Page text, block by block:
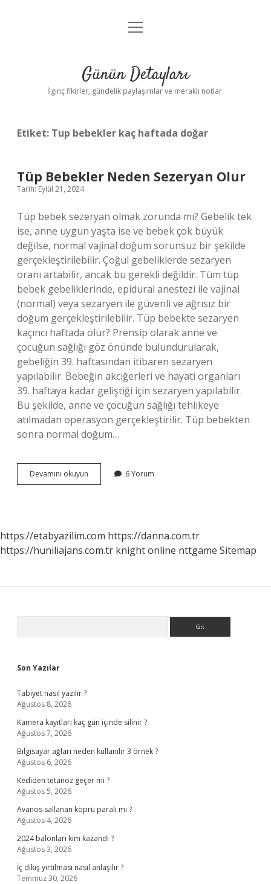
Gizlilik Politikası
Yasal Uyarı
menüyü
Günün Detayları
İlginç fikirler, gündelik paylaşımlar ve meraklı notlar.
Etiket: Tup bebekler kaç haftada doğar
Tüp Bebekler Neden Sezeryan Olur
Tarih: Eylül 21, 2024
Tüp bebek sezeryan olmak zorunda mı? Gebelik tek
ise, anne uygun yaşta ise ve bebek çok büyük
değilse, normal vajinal doğum sorunsuz bir şekilde
gerçekleştirilebilir. Çoğul gebeliklerde sezaryen
oranı artabilir, ancak bu gerekli değildir. Tüm tüp
bebek gebeliklerinde, epidural anestezi ile vajinal
(normal) veya sezaryen ile güvenli ve ağrısız bir
doğum gerçekleştirilebilir. Tüp bebekte sezaryen
kaçıncı haftada olur? Prensip olarak anne ve
çocuğun sağlığı göz önünde bulundurularak,
gebeliğin 39. haftasından itibaren sezaryen
yapılabilir. Bebeğin akciğerleri ve hayati organları
39. haftaya kadar geliştiği için sezaryen yapılabilir.
Bu şekilde, anne ve çocuğun sağlığı tehlikeye
atılmadan operasyon gerçekleştirilir. Tüp bebekten
sonra normal doğum…
Devamını okuyun
Bebekler
6 Yorum
https://etabyazilim.com https://danna.com.tr
https://huniliajans.com.tr knight online nttgame Sitemap
Son Yazılar
Tabiyet nasıl yazılır ?
Ağustos 8, 2026
Kamera kayıtları kaç gün içinde silinir ?
Ağustos 7, 2026
Bilgisayar ağları neden kullanılır 3 örnek ?
Ağustos 6, 2026
Kediden tetanoz geçer mi ?
Ağustos 5, 2026
Avanos sallanan köprü paralı mı ?
Ağustos 4, 2026
2024 balonları kim kazandı ?
Ağustos 3, 2026
İç dikiş yırtılması nasıl anlaşılır ?
Temmuz 30, 2026